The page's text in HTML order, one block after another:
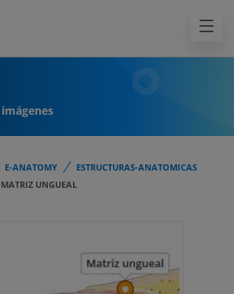
imágenes
E-ANATOMY
ESTRUCTURAS-ANATOMICAS
MATRIZ UNGUEAL